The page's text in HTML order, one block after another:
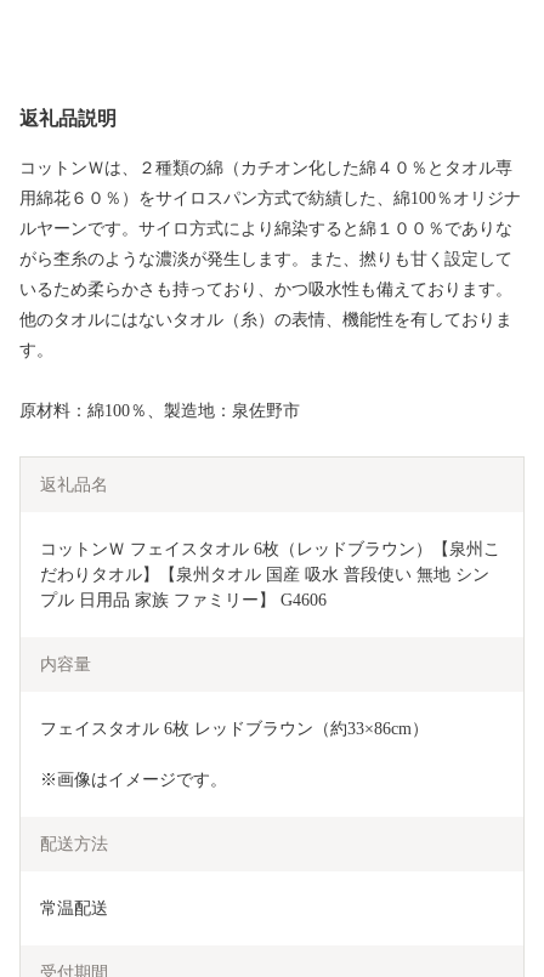
返礼品説明
コットンＷは、２種類の綿（カチオン化した綿４０％とタオル専
用綿花６０％）をサイロスパン方式で紡績した、綿100％オリジナ
ルヤーンです。サイロ方式により綿染すると綿１００％でありな
がら杢糸のような濃淡が発生します。また、撚りも甘く設定して
いるため柔らかさも持っており、かつ吸水性も備えております。
他のタオルにはないタオル（糸）の表情、機能性を有しておりま
す。
原材料：綿100％、製造地：泉佐野市
返礼品名
コットンＷ フェイスタオル 6枚（レッドブラウン）【泉州こ
だわりタオル】【泉州タオル 国産 吸水 普段使い 無地 シン
プル 日用品 家族 ファミリー】 G4606
内容量
フェイスタオル 6枚 レッドブラウン（約33×86cm）
※画像はイメージです。
配送方法
常温配送
受付期間